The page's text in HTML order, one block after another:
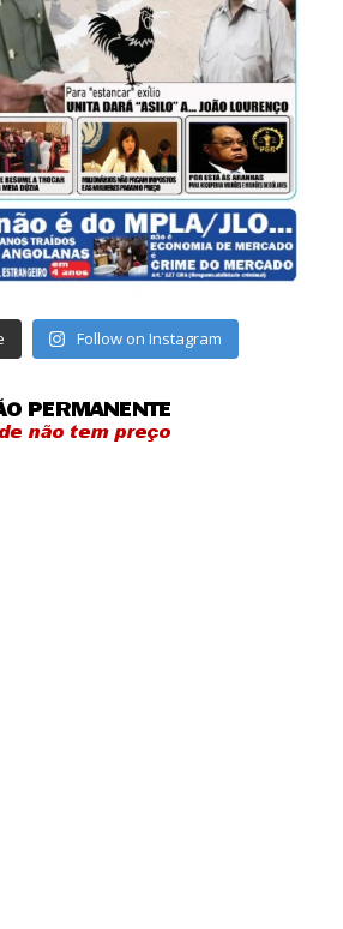
Follow on Instagram